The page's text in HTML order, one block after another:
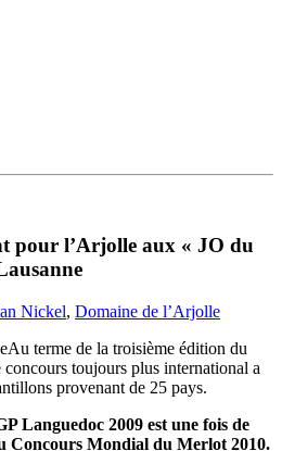
pour l’Arjolle aux « JO du
Nickel, Domaine de l’Arjolle
Au terme de la troisième édition du
toujours plus international a
provenant de 25 pays.
Languedoc 2009 est une fois de
Concours Mondial du Merlot 2010.